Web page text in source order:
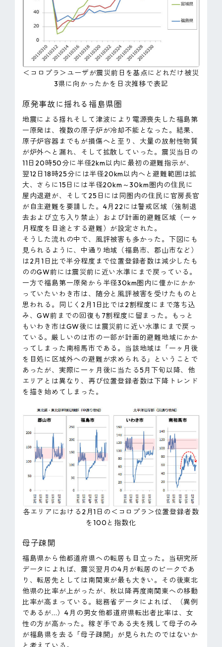
＜コロプラ＞ユーザが震災前日を基点にどれだけ被災
3県に向かったかを日次推移で表記
原発事故に揺れる福島県圏
地震による揺れそして津波により電源喪失した福島第
一原発は、複数の原子炉が冷却不能となった。結果、
原子炉容器までもが損傷へと至り、大量の放射性物質
が炉外へと漏れ、そして拡散していった。震災当日の
11日20時50分に半径2km以内に最初の避難指示が、
翌12日18時25分には半径20km以内へと避難範囲は拡
大、さらに15日には半径20km～30km圏内の住民に
屋内退避が、そして25日には同圏内の住民に官房長官
が自主避難を要請した。4月22には警戒区域（強制退
去および立ち入り禁止）および計画的避難区域（一ヶ
月程度を目途とする避難）が設定された。
そうした流れの中で、風評被害も多かった。下図にも
見られるように、中通り地域（福島市、郡山市など）
は2月1日比で半分程度まで位置登録者数は減少したも
ののGW前には震災前に近い水準にまで戻っている。
一方で福島第一原発から半径30km圏内に僅かにかか
っていたいわき市は、随分と風評被害を受けたものと
思われる。同じく2月1日比では2割程度にまで落ち込
み、GW前までの回復も7割程度に留まった。もっと
もいわき市はGW後には震災前に近い水準にまで戻っ
ている。厳しいのは市の一部が計画的避難地域にかか
ってしまった南相馬市である。当該地域は「一ヶ月後
を目処に区域外への避難が求められる」ということで
あったが、実際に一ヶ月後に当たる5月下旬以降、他
エリアとは異なり、再び位置登録者数は下降トレンド
を描き始めてしまった。
各エリアにおける2月1日の＜コロプラ＞位置登録者数
を100と指数化
母子疎開
福島県から他都道府県への転居も目立った。当研究所
データによれば、震災翌月の4月が転居のピークであ
り、転居先としては南関東が最も大きい。その後東北
他県の比率が上がったが、秋以降再度南関東への移動
比率が高まっている。総務省データによれば、（異例
であるが...）4月の男女他都道府県転出者比率は、女
性の方が高かった。稼ぎ手である夫を残して母子のみ
が福島県を去る「母子疎開」が見られたのではないか